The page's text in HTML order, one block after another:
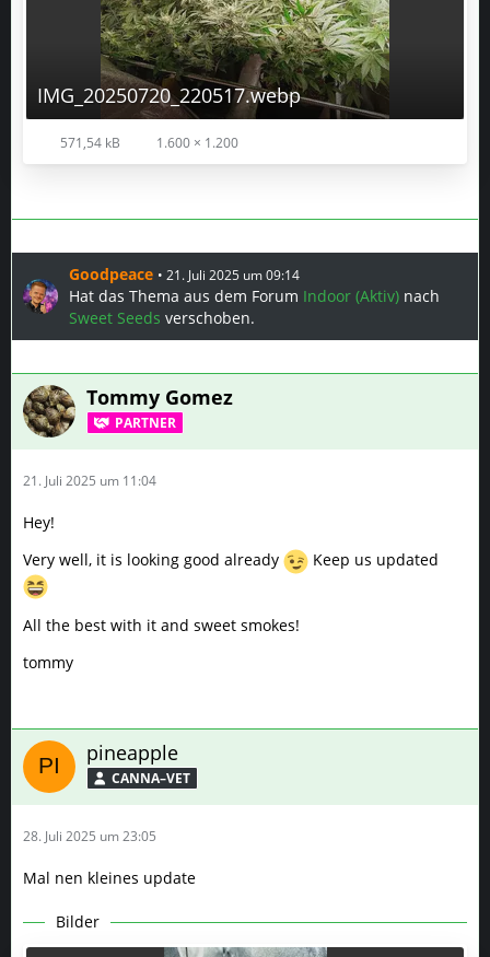
IMG_20250720_220517.webp
571,54 kB 1.600 × 1.200
Goodpeace 21. Juli 2025 um 09:14
Hat das Thema aus dem Forum Indoor (Aktiv) nach
Sweet Seeds verschoben.
Tommy Gomez
PARTNER
21. Juli 2025 um 11:04
Hey!
Very well, it is looking good already
Keep us updated
All the best with it and sweet smokes!
tommy
pineapple
CANNA–VET
28. Juli 2025 um 23:05
Mal nen kleines update
Bilder